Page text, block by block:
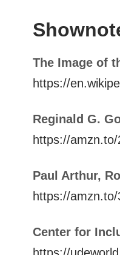
The Image of
https://
Reginald G.
https://
Paul Arthur,
https://amzn.to/
Center for